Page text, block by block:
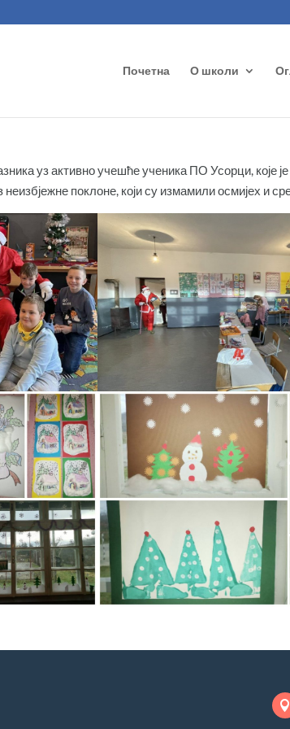
Почетна О школи
уз активно учешће ученика ПО Усорци, које је
поклоне, који су измамили осмијех и
